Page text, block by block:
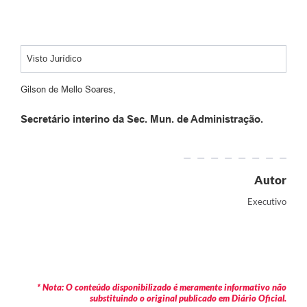
Visto Jurídico
Gilson de Mello Soares,
Secretário interino da Sec. Mun. de Administração.
Autor
Executivo
* Nota: O conteúdo disponibilizado é meramente informativo não
substituindo o original publicado em Diário Oficial.